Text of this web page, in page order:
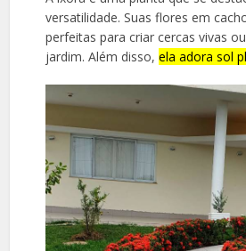
versatilidade. Suas flores em
perfeitas para criar cercas vivas
jardim. Além disso,ela adora sol